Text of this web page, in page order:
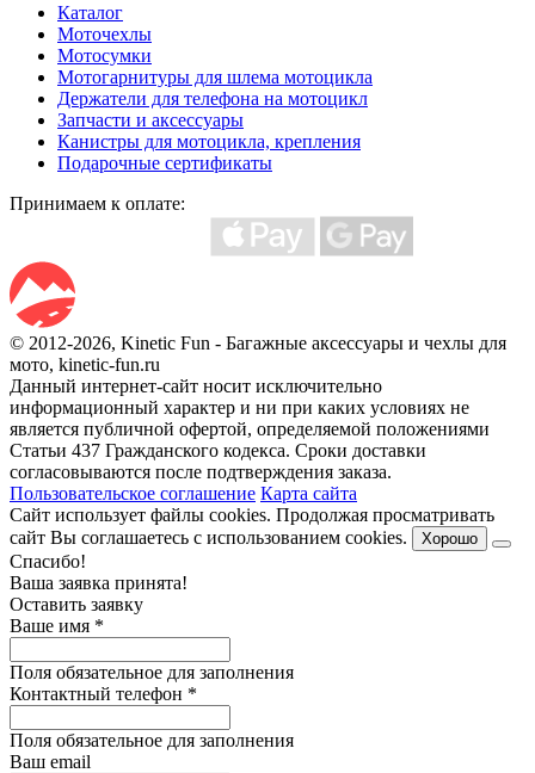
Каталог
Моточехлы
Мотосумки
Мотогарнитуры для шлема мотоцикла
Держатели для телефона на мотоцикл
Запчасти и аксессуары
Канистры для мотоцикла, крепления
Подарочные сертификаты
Принимаем к оплате:
© 2012-2026, Kinetic Fun - Багажные аксессуары и чехлы для
мото, kinetic-fun.ru
Данный интернет-сайт носит исключительно
информационный характер и ни при каких условиях не
является публичной офертой, определяемой положениями
Статьи 437 Гражданского кодекса. Сроки доставки
согласовываются после подтверждения заказа.
Пользовательское соглашение Карта сайта
Сайт использует файлы cookies. Продолжая просматривать
сайт Вы соглашаетесь с использованием cookies.
Хорошо
Спасибо!
Ваша заявка принята!
Оставить заявку
Ваше имя *
Поля обязательное для заполнения
Контактный телефон *
Поля обязательное для заполнения
Ваш email